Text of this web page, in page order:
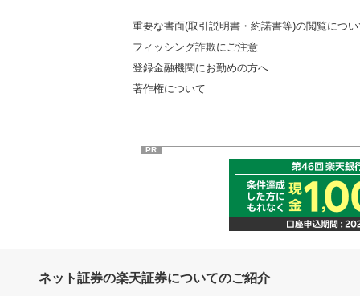
重要な書面(取引説明書・約諾書等)の閲覧につ
フィッシング詐欺にご注意
登録金融機関にお勤めの方へ
著作権について
PR
ネット証券の楽天証券についてのご紹介